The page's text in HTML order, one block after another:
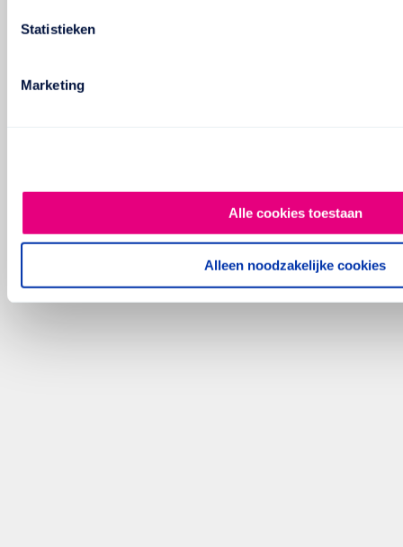
Statistieken
Marketing
Alle cookies toestaan
Alleen noodzakelijke cookies